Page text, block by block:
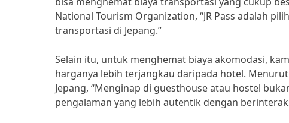
National Tourism Organization, “JR Pass adalah
transportasi di Jepang.”
Selain itu, untuk menghemat biaya akomodasi,
harganya lebih terjangkau daripada hotel.
Jepang, “Menginap di guesthouse atau hostel
pengalaman yang lebih autentik dengan